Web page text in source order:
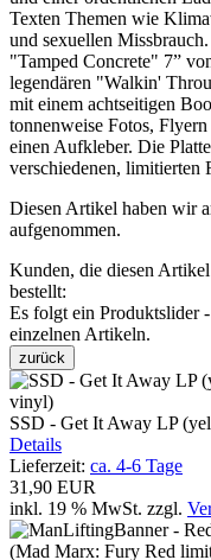
Texten Themen wie
und sexuellen
"Tamped Concrete" 7”
legendären "Walkin'
mit einem achtseitigen
tonnenweise Fotos,
einen Aufkleber. Die
verschiedenen, limitierten
Diesen Artikel haben wir
aufgenommen.
Kunden, die diesen
bestellt:
Es folgt ein Produktslider
einzelnen Artikeln.
zurück
SSD - Get It Away LP
Details
Lieferzeit: ca. 4-6 Tage
31,90 EUR
inkl. 19 % MwSt. zzgl.